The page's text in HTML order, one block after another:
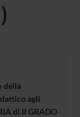
della
agli
di II GRADO